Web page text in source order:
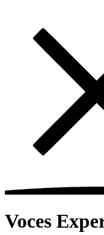
Voces